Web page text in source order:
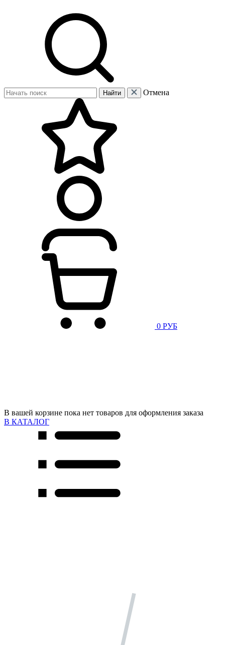
Найти Отмена
0 РУБ
В вашей корзине пока нет товаров для оформления заказа
В КАТАЛОГ